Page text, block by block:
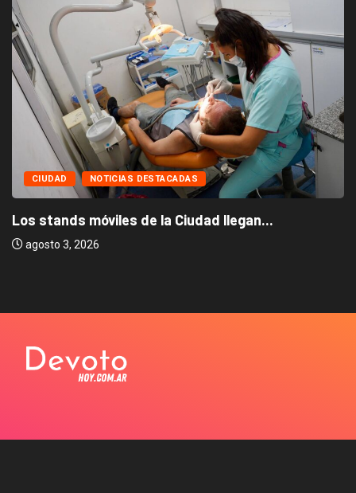
CIUDAD NOTICIAS DESTACADAS
Los stands móviles de la Ciudad llegan...
agosto 3, 2026